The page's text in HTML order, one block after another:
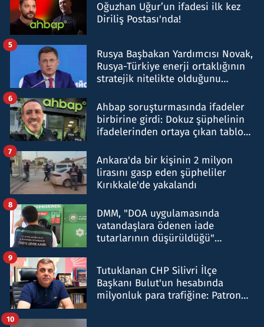
Oğuzhan Uğur’un ifadesi ilk kez
Diriliş Postası'nda!
Rusya Başbakan Yardımcısı Novak,
Rusya-Türkiye enerji ortaklığının
stratejik nitelikte olduğunu
5
Ahbap soruşturmasında ifadeler
birbirine girdi: Dokuz şüphelinin
ifadelerinden ortaya çıkan tablo
6
Ankara'da bir kişinin 2 milyon
lirasını gasp eden şüpheliler
Kırıkkale'de yakalandı
7
DMM, "DOA uygulamasında
vatandaşlara ödenen iade
tutarlarının düşürüldüğü"
8
Tutuklanan CHP Silivri İlçe
Başkanı Bulut'un hesabında
milyonluk para trafiğine: Patron
9
10